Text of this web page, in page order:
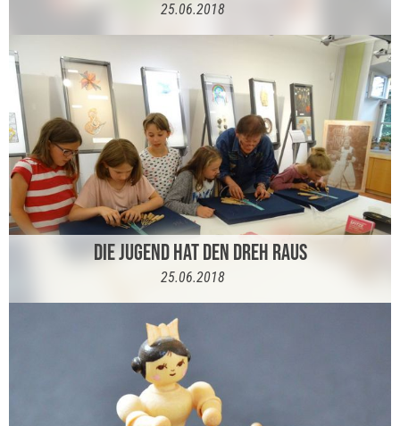
25.06.2018
DIE JUGEND HAT DEN DREH RAUS
25.06.2018